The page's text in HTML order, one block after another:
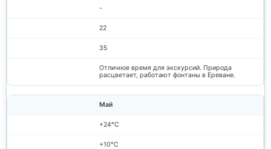
-
22
35
Отличное время для экскурсий. Природа
расцветает, работают фонтаны в Ереване.
Май
+24°C
+10°C